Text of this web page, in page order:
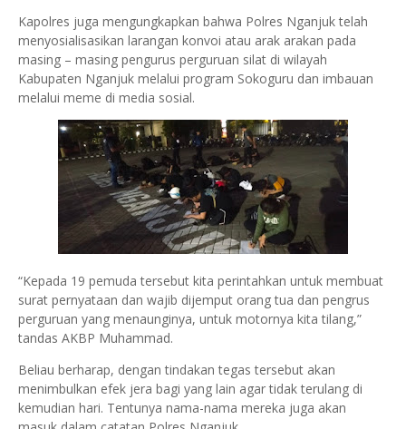
Kapolres juga mengungkapkan bahwa Polres Nganjuk telah
menyosialisasikan larangan konvoi atau arak arakan pada
masing – masing pengurus perguruan silat di wilayah
Kabupaten Nganjuk melalui program Sokoguru dan imbauan
melalui meme di media sosial.
“Kepada 19 pemuda tersebut kita perintahkan untuk membuat
surat pernyataan dan wajib dijemput orang tua dan pengrus
perguruan yang menaunginya, untuk motornya kita tilang,”
tandas AKBP Muhammad.
Beliau berharap, dengan tindakan tegas tersebut akan
menimbulkan efek jera bagi yang lain agar tidak terulang di
kemudian hari. Tentunya nama-nama mereka juga akan